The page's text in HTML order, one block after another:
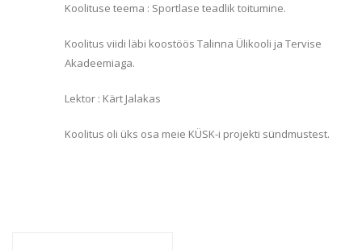
Koolituse teema : Sportlase teadlik toitumine.
Koolitus viidi läbi koostöös Talinna Ülikooli ja Tervise
Akadeemiaga.
Lektor : Kärt Jalakas
Koolitus oli üks osa meie KÜSK-i projekti sündmustest.